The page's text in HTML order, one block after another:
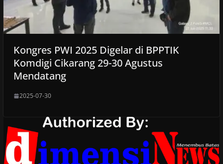
Kongres PWI 2025 Digelar di BPPTIK
Komdigi Cikarang 29-30 Agustus
Mendatang
2025-07-30